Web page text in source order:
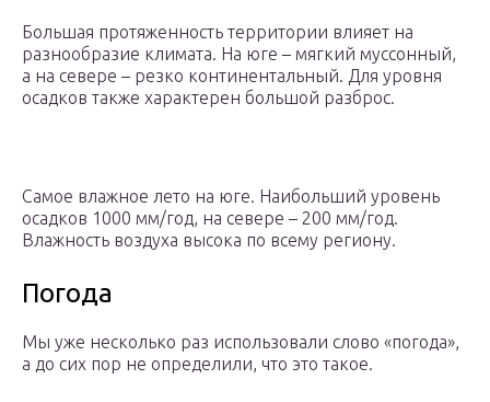
Большая протяженность территории влияет на
разнообразие климата. На юге – мягкий муссонный,
а на севере – резко континентальный. Для уровня
осадков также характерен большой разброс.
Самое влажное лето на юге. Наибольший уровень
осадков 1000 мм/год, на севере – 200 мм/год.
Влажность воздуха высока по всему региону.
Погода
Мы уже несколько раз использовали слово «погода»,
а до сих пор не определили, что это такое.